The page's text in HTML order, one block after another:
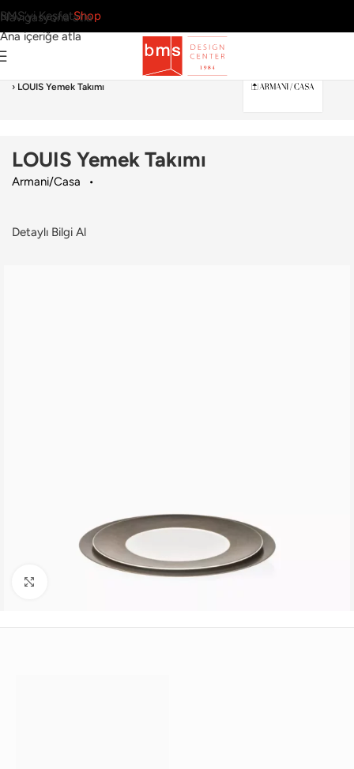
Navigasyona atla
Ana içeriğe atla
BMS’yi KeşfetShop
Yemek Takımı›
Armani/Casa
› LOUIS Yemek Takımı
LOUIS Yemek Takımı
Armani/Casa
Detaylı Bilgi Al